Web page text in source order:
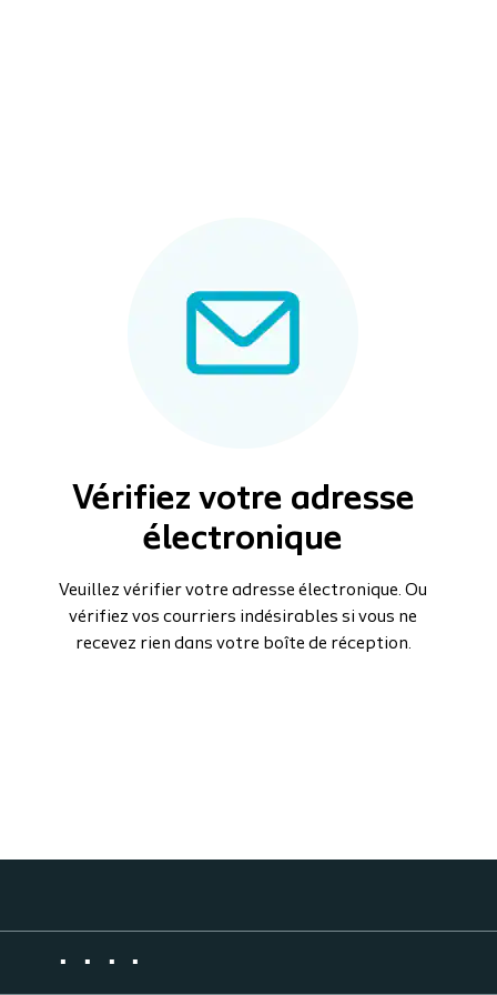
Vérifiez votre adresse
électronique
Veuillez vérifier votre adresse électronique. Ou
vérifiez vos courriers indésirables si vous ne
recevez rien dans votre boîte de réception.